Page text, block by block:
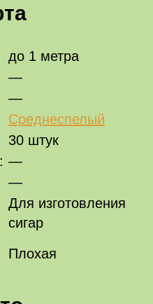
до 1 метра
—
—
Среднеспелый
30 штук
: —
—
Для изготовления
сигар
Плохая